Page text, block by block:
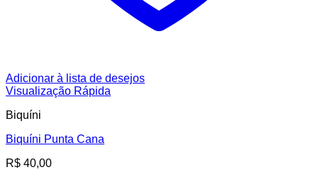
Adicionar à lista de desejos
Visualização Rápida
Biquíni
Biquíni Punta Cana
R$ 40,00